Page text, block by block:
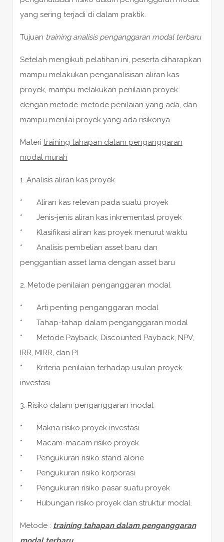
yang sering terjadi di dalam praktik.
Tujuan training analisis penganggaran modal terbaru
Setelah mengikuti pelatihan ini, peserta diharapkan
mampu melakukan penganalisisan aliran kas
proyek, mampu melakukan penilaian proyek
dengan metode-metode penilaian yang ada, dan
mampu menilai proyek yang ada risikonya
Materi training tahapan dalam penganggaran
modal murah
1. Analisis aliran kas proyek
* Aliran kas relevan pada suatu proyek
* Jenis-jenis aliran kas inkrementasl proyek
* Klasifikasi aliran kas proyek menurut waktu
* Analisis pembelian asset baru dan
penggantian asset lama dengan asset baru
2. Metode penilaian penganggaran modal
* Arti penting penganggaran modal
* Tahap-tahap dalam penganggaran modal
* Metode Payback, Discounted Payback, NPV,
IRR, MIRR, dan PI
* Kriteria penilaian terhadap usulan proyek
investasi
3. Risiko dalam penganggaran modal
* Makna risiko proyek investasi
* Macam-macam risiko proyek
* Pengukuran risiko stand alone
* Pengukuran risiko korporasi
* Pengukuran risiko pasar suatu proyek
* Hubungan risiko proyek dan struktur modal.
Metode : training tahapan dalam penganggaran